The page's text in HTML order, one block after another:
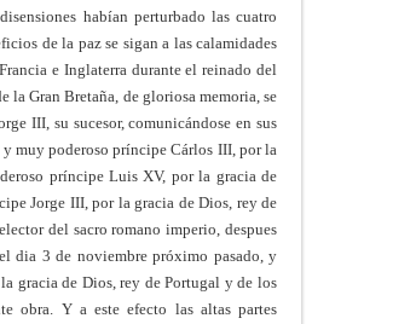
habían perturbado las cuatro
de la paz se sigan a las calamidades
e Inglaterra durante el reinado del
la Gran Bretaña, de gloriosa memoria, se
III, su sucesor, comunicándose en sus
y muy poderoso príncipe Cárlos III, por la
príncipe Luis XV, por la gracia de
Jorge III, por la gracia de Dios, rey de
del sacro romano imperio, despues
dia 3 de noviembre próximo pasado, y
gracia de Dios, rey de Portugal y de los
obra. Y a este efecto las altas partes